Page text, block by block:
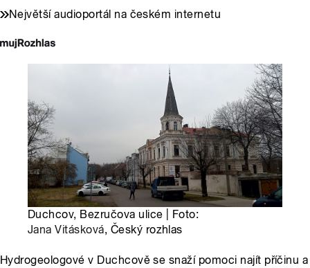
Největší audioportál na českém internetu
Duchcov, Bezručova ulice | Foto:
Jana Vitásková, Český rozhlas
Hydrogeologové v Duchcově se snaží pomoci najít příčinu a